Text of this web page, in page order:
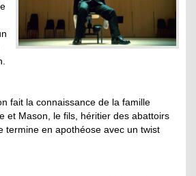
fait la connaissance de la famille
et Mason, le fils, héritier des abattoirs
termine en apothéose avec un twist